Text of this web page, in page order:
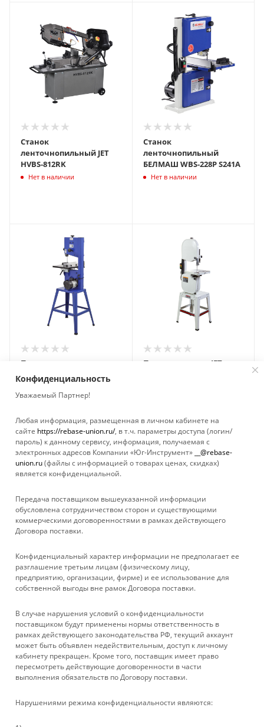
Станок
ленточнопильный JET
HVBS-812RK
Нет в наличии
Станок
ленточнопильный
БЕЛМАШ WBS-228P S241A
Нет в наличии
Пила ленточная
Пила ленточная JET
Показать еще
1 2
КАТАЛОГ
УСЛУГИ
БРЕНДЫ
КОМПАНИЯ
ИНФОРМАЦИЯ
ПОМОЩЬ
Конфиденциальность
Уважаемый Партнер!
Любая информация, размещенная в личном кабинете на
сайте https://rebase-union.ru/, в т.ч. параметры доступа (логин/
пароль) к данному сервису, информация, получаемая с
электронных адресов Компании «Юг-Инструмент»
__@rebase-
union.ru(файлы с информацией о товарах ценах, скидках)
является конфиденциальной.
Передача поставщиком вышеуказанной информации
обусловлена сотрудничеством сторон и существующими
коммерческими договоренностями в рамках действующего
Договора поставки.
Конфиденциальный характер информации не предполагает ее
разглашение третьим лицам (физическому лицу,
предприятию, организации, фирме) и ее использование для
собственной выгоды вне рамок Договора поставки.
В случае нарушения условий о конфиденциальности
поставщиком будут применены нормы ответственность в
рамках действующего законодательства РФ, текущий аккаунт
может быть объявлен недействительным, доступ к личному
кабинету прекращен. Кроме того, поставщик имеет право
пересмотреть действующие договоренности в части
выполнения обязательств по Договору поставки.
Нарушениями режима конфиденциальности являются: